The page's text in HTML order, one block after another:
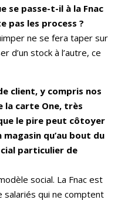
se passe-t-il à la Fnac
pas les process ?
ne se fera taper sur
d’un stock à l’autre, ce
client, y compris nos
la carte One, très
le pire peut côtoyer
qu’au bout du
particulier de
social. La Fnac est
salariés qui ne comptent